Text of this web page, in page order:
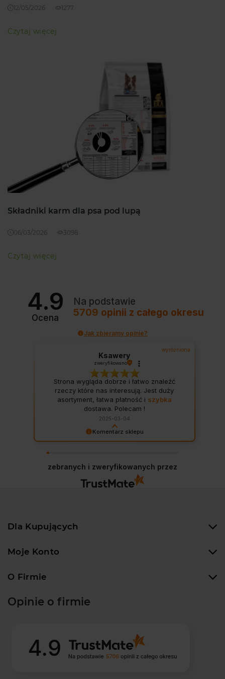
12/05/2026 1277
Czytaj więcej
Składniki karm dla psa pod lupą
06/03/2026 3098
Czytaj więcej
4.9
Ocena
Na podstawie
5709 opinii z całego okresu
Jak zbieramy opinie?
Komentarz sklepu
wkrótce znów u nas zagościsz!
wyróżniona
Ksawery
zweryfikowano
Strona wygląda dobrze i łatwo znaleźć
rzeczy które nas interesują. Jest duży
asortyment, łatwa płatność i szybka
dostawa. Polecam !
2025-03-04
zebranych i zweryfikowanych przez
Dla Kupujących
Moje Konto
O Firmie
Opinie o firmie